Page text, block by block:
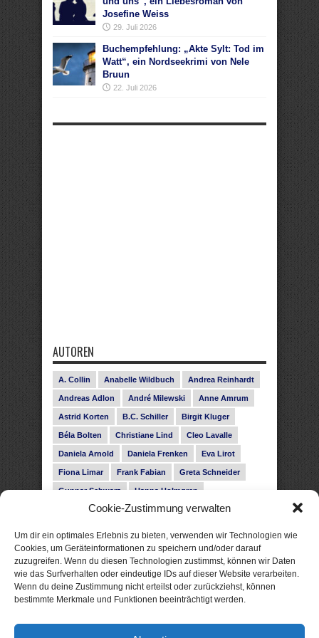
Cookie-Zustimmung verwalten
Um dir ein optimales Erlebnis zu bieten, verwenden wir Technologien wie
Cookies, um Geräteinformationen zu speichern und/oder darauf
zuzugreifen. Wenn du diesen Technologien zustimmst, können wir Daten
wie das Surfverhalten oder eindeutige IDs auf dieser Website verarbeiten.
Wenn du deine Zustimmung nicht erteilst oder zurückziehst, können
bestimmte Merkmale und Funktionen beeinträchtigt werden.
Josefine Weiss
29. Juli 2026
Buchempfehlung: „Akte Sylt: Tod im
Watt“, ein Nordseekrimi von Nele
Bruun
22. Juli 2026
AUTOREN
A. Collin Anabelle Wildbuch Andrea Reinhardt
Andreas Adlon André Milewski Anne Amrum
Astrid Korten B.C. Schiller Birgit Kluger
Béla Bolten Christiane Lind Cleo Lavalle
Daniela Arnold Daniela Frenken Eva Lirot
Fiona Limar Frank Fabian Greta Schneider
Gunnar Schwarz Hanna Holmgren
Heike Fröhling Ina Glahe Ivo Pala J. Vellguth
Leonie Haubrich Lilly Labord Livia Pipes
Malin Blunk Marcus Hünnebeck Martin Krist
Melisa Schwermer Nele Bruun Nika Lubitsch
Noah Fitz Nora Amelie René Junge